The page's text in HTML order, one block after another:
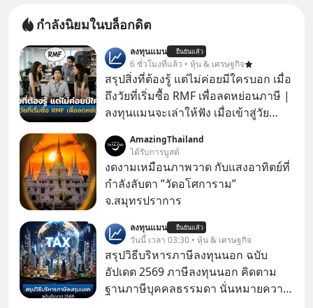
กำลังนิยมในบล็อกดิต
ลงทุนแมน ยืนยันแล้ว
6 ชั่วโมงที่แล้ว • หุ้น & เศรษฐกิจ
สรุปสิ่งที่ต้องรู้ แต่ไม่ค่อยมีใครบอก เมื่อ
ถึงวัยที่เริ่มซื้อ RMF เพื่อลดหย่อนภาษี |
ลงทุนแมนจะเล่าให้ฟัง เมื่อเข้าสู่วัย
ภาษี หลายคนมักได้รับคำแนะนำให้
ลงทุนใน RMF เพราะนอกจากจะช่วยลด
หย่อนภาษีได้แล้ว ยังเป็นโอกาสในการ
สร้างความมั่งคั่งระยะยาว แต่น้อยคน
นักที่จะลงลึกว่า ถ้าลงทุนใน RMF ควรรู้
อะไรบ้าง ควรดู ตรงไหน ทำอย่างไร ถึง
จะดีกับเรา แล้วเราควรรู้ข้อมูลอะไร
เกี่ยวกับ RMF บ้าง เพื่อให้นำไปใช้ต่อได้
จริง ๆ ลงทุนแมนจะเล่าให้ฟัง
AmazingThailand
ได้รับการบูสต์
งดงามเหมือนภาพวาด กับแสงอาทิตย์ที่
กำลังลับตา ”วัดอโศการาม”
จ.สมุทรปราการ
ลงทุนแมน ยืนยันแล้ว
วันนี้ เวลา 03:30 • หุ้น & เศรษฐกิจ
สรุปวิธีบริหารภาษีลงทุนนอก ฉบับ
อัปเดต 2569 ภาษีลงทุนนอก คิดตาม
ฐานภาษีบุคคลธรรมดา นั่นหมายความ